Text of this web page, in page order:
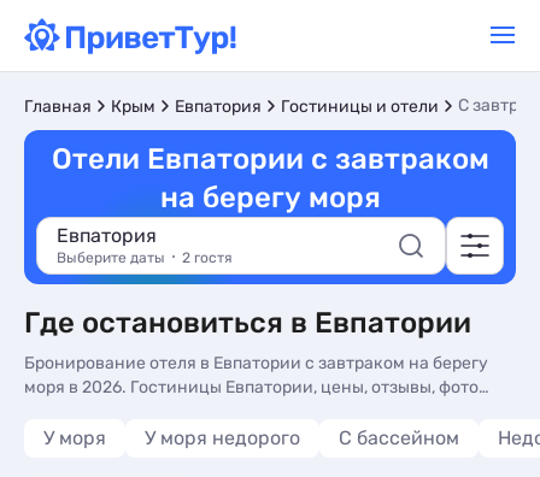
Главная Крым Евпатория Гостиницы и отели С
Отели Евпатории с завтраком
на берегу моря
Евпатория
Выберите даты 2 гостя
Где остановиться в Евпатории
Бронирование отеля в Евпатории с завтраком на берегу
моря в 2026. Гостиницы Евпатории, цены, отзывы, фото
У моря У моря недорого С бассейном